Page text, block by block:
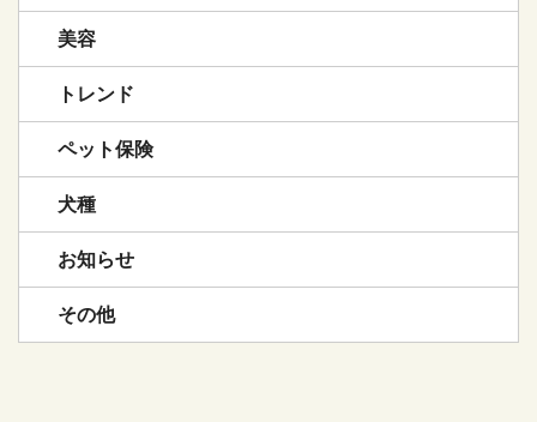
美容
トレンド
ペット保険
犬種
お知らせ
その他